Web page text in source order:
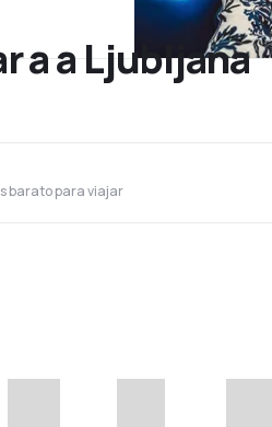
a a Ljubljana
barato para viajar